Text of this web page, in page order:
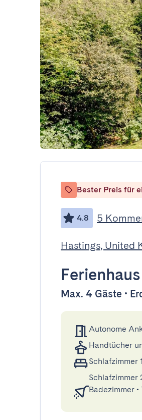
Bester Preis für
4.8 5
Hastings, United
Ferienhaus
Max. 4 Gäste •
Autonome
Handtücher
Schlafzimmer 1
Schlafzimmer
Badezimmer •